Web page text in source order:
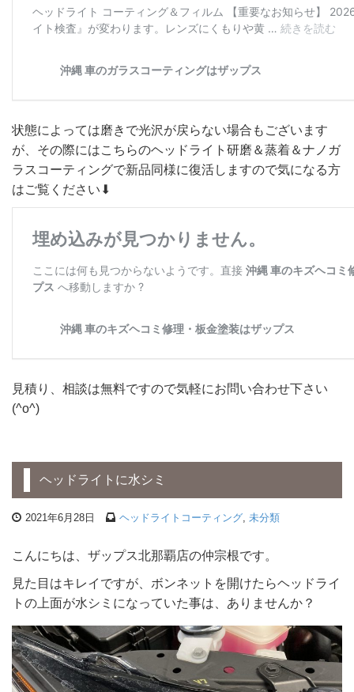
状態によっては磨きで光沢が戻らない場合もございます
が、その際にはこちらのヘッドライト研磨＆蒸着＆ナノガ
ラスコーティングで新品同様に復活しますので気になる方
はご覧ください⬇︎
見積り、相談は無料ですので気軽にお問い合わせ下さい
(^o^)
ヘッドライトに水シミ
2021年6月28日 ヘッドライトコーティング, 未分類
こんにちは、ザップス北那覇店の仲宗根です。
見た目はキレイですが、ボンネットを開けたらヘッドライ
トの上面が水シミになっていた事は、ありませんか？